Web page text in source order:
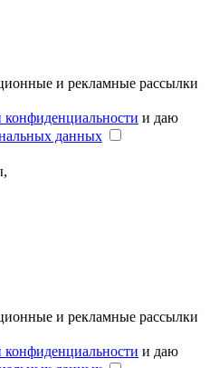
и рекламные рассылки
конфиденциальности и даю
данных
и рекламные рассылки
конфиденциальности и даю